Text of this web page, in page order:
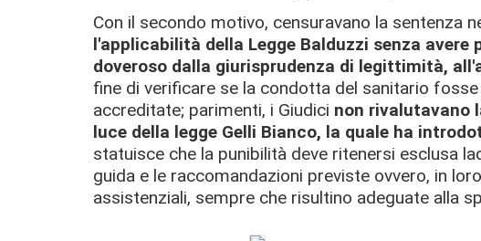
Con il secondo motivo, censuravano la sentenza
l'applicabilità della Legge Balduzzi senza
doveroso dalla giurisprudenza di legittimità,
fine di verificare se la condotta del sanitario
accreditate; parimenti, i Giudici non rivalutavano
luce della legge Gelli Bianco, la quale ha
statuisce che la punibilità deve ritenersi esclusa
guida e le raccomandazioni previste ovvero, in
assistenziali, sempre che risultino adeguate alla